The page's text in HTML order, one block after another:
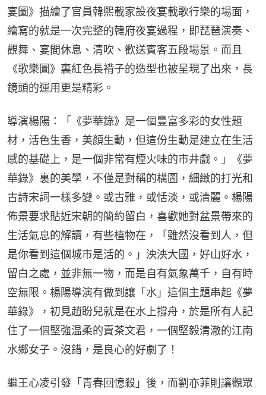
宴圖》描繪了官員韓熙載家設夜宴載歌行樂的場面，
繪寫的就是一次完整的韓府夜宴過程，即琵琶演奏、
觀舞、宴間休息、清吹、歡送賓客五段場景。而且
《歌樂圖》裏紅色長褙子的造型也被呈現了出來，長
鏡頭的運用更是精彩。
導演楊陽：「《夢華錄》是一個豐富多彩的女性題
材，活色生香，美顏生動，但這份生動是建立在生活
感的基礎上，是一個非常有煙火味的市井戲。」《夢
華錄》裏的美學，不僅是對稱的構圖，細緻的打光和
古詩宋詞一樣多變。或古雅，或恬淡，或清麗。楊陽
佈景要求貼近宋朝的簡約留白，喜歡她對盆景帶來的
生活氣息的解讀，有些植物在，「雖然沒看到人，但
是你看到這個城市是活的。」泱泱大國，好山好水，
留白之處，並非無一物，而是自有氣象萬千，自有時
空無限。楊陽導演有做到讓「水」這個主題串起《夢
華錄》，初見趙盼兒就是在水上撐舟，於是所有人記
住了一個堅強温柔的賣茶文君，一個堅毅清澈的江南
水鄉女子。沒錯，是良心的好劇了！
繼王心凌引發「青春回憶殺」後，而劉亦菲則讓觀眾